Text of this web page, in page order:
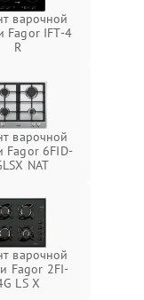
варочной
Fagor IFT-4
R
варочной
Fagor 6FID-
NAT
варочной
Fagor 2FI-
LS X